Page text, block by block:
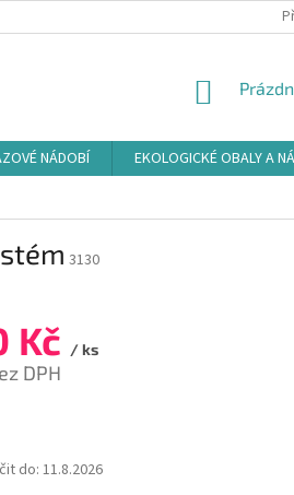
ŘÁD ZÁSADY POUŽÍVÁNÍ SOUBORŮ
NÁDOBÍ EKOLOGICKÉ OBALY A
3130
Kč / ks
DPH
do: 11.8.2026